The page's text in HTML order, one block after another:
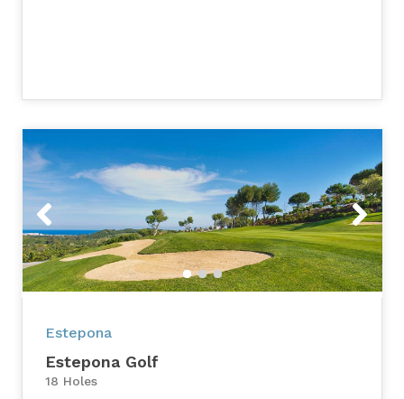
Previous Next
Estepona
Estepona Golf
18 Holes